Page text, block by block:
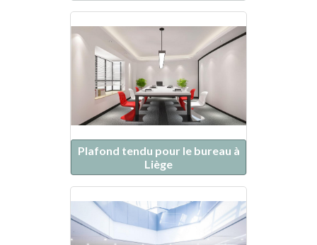
Plafond tendu pour le bureau à
Liège